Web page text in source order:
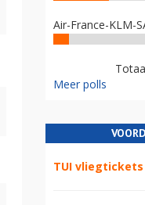
Air-France-KLM-
Meer polls
TUI vliegtickets